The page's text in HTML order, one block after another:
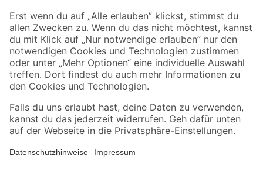
Sicher einkaufen
Jetzt die toom-App herunterladen
Alle Preisangaben in EUR inkl. gesetzl. MwSt.. Die dargestellten Angebote sind unter
Umständen nicht in allen Märkten verfügbar. Die angegebenen Verfügbarkeiten beziehen
Produkte nur solange der Vorrat reicht.
*Paketversand ab 59 € versandkostenfrei, gilt nicht für Artikel mit Speditionsversand, hier